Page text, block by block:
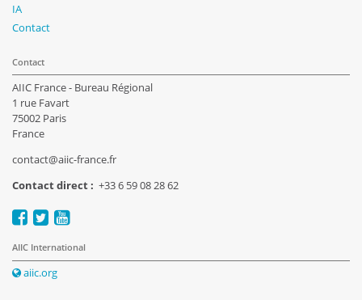
IA
Contact
Contact
AIIC France - Bureau Régional
1 rue Favart
75002 Paris
France
contact@aiic-france.fr
Contact direct : +33 6 59 08 28 62
AIIC International
aiic.org